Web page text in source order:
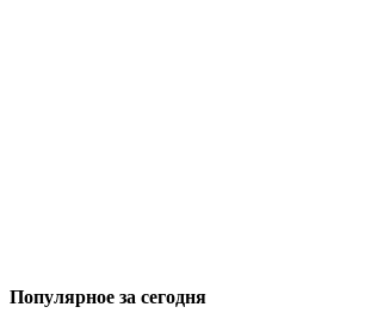
Популярное за сегодня